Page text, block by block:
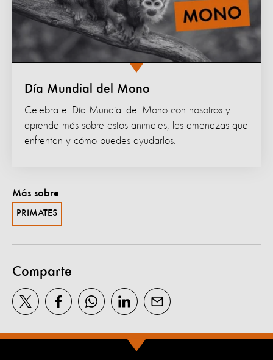
Día Mundial del Mono
Celebra el Día Mundial del Mono con nosotros y
aprende más sobre estos animales, las amenazas que
enfrentan y cómo puedes ayudarlos.
Más sobre
PRIMATES
Comparte